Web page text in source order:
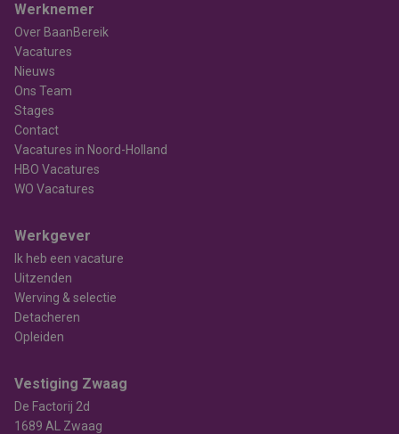
Werknemer
Over BaanBereik
Vacatures
Nieuws
Ons Team
Stages
Contact
Vacatures in Noord-Holland
HBO Vacatures
WO Vacatures
Werkgever
Ik heb een vacature
Uitzenden
Werving & selectie
Detacheren
Opleiden
Vestiging Zwaag
De Factorij 2d
1689 AL Zwaag